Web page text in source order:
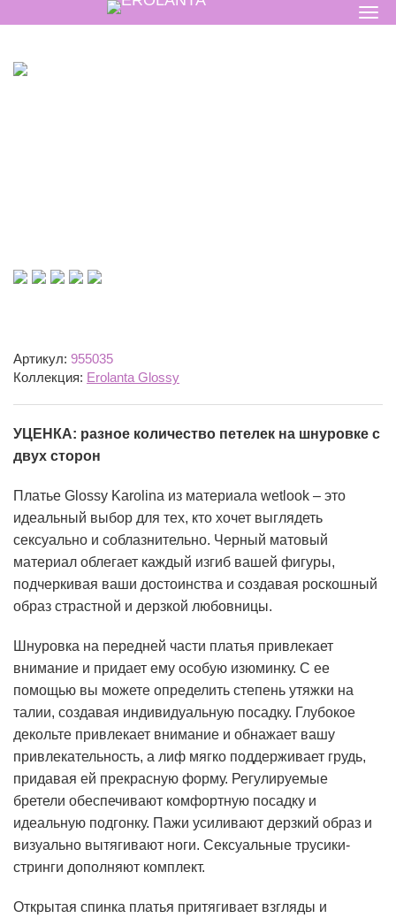
Артикул: 955035
Коллекция: Erolanta Glossy
УЦЕНКА: разное количество петелек на шнуровке с
двух сторон
Платье Glossy Karolina из материала wetlook – это
идеальный выбор для тех, кто хочет выглядеть
сексуально и соблазнительно. Черный матовый
материал облегает каждый изгиб вашей фигуры,
подчеркивая ваши достоинства и создавая роскошный
образ страстной и дерзкой любовницы.
Шнуровка на передней части платья привлекает
внимание и придает ему особую изюминку. С ее
помощью вы можете определить степень утяжки на
талии, создавая индивидуальную посадку. Глубокое
декольте привлекает внимание и обнажает вашу
привлекательность, а лиф мягко поддерживает грудь,
придавая ей прекрасную форму. Регулируемые
бретели обеспечивают комфортную посадку и
идеальную подгонку. Пажи усиливают дерзкий образ и
визуально вытягивают ноги. Сексуальные трусики-
стринги дополняют комплект.
Открытая спинка платья притягивает взгляды и